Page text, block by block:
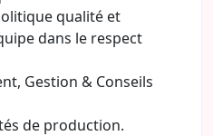
qualité et
dans le respect
Gestion & Conseils
de production.